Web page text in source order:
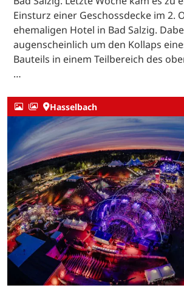
Einsturz einer Geschossdecke im 2.
ehemaligen Hotel in Bad Salzig.
augenscheinlich um den Kollaps
Bauteils in einem Teilbereich des
…
Hasselbach